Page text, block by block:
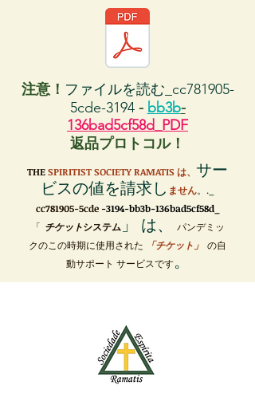
注意！ ファイルを読む_cc781905-
5cde-3194 - bb3b-
136bad5cf58d_PDF
返品プロトコル！
THESPIRITIST SOCIETY RAMATIS は、 サー
ビスの値を請求し ません。._
cc781905-5cde -3194-bb3b-136bad5cf58d_
「 チケットシステム」 は、
パンデミッ
クのこの時期に使用された 「チケット」
の自
動サポート サービスです。